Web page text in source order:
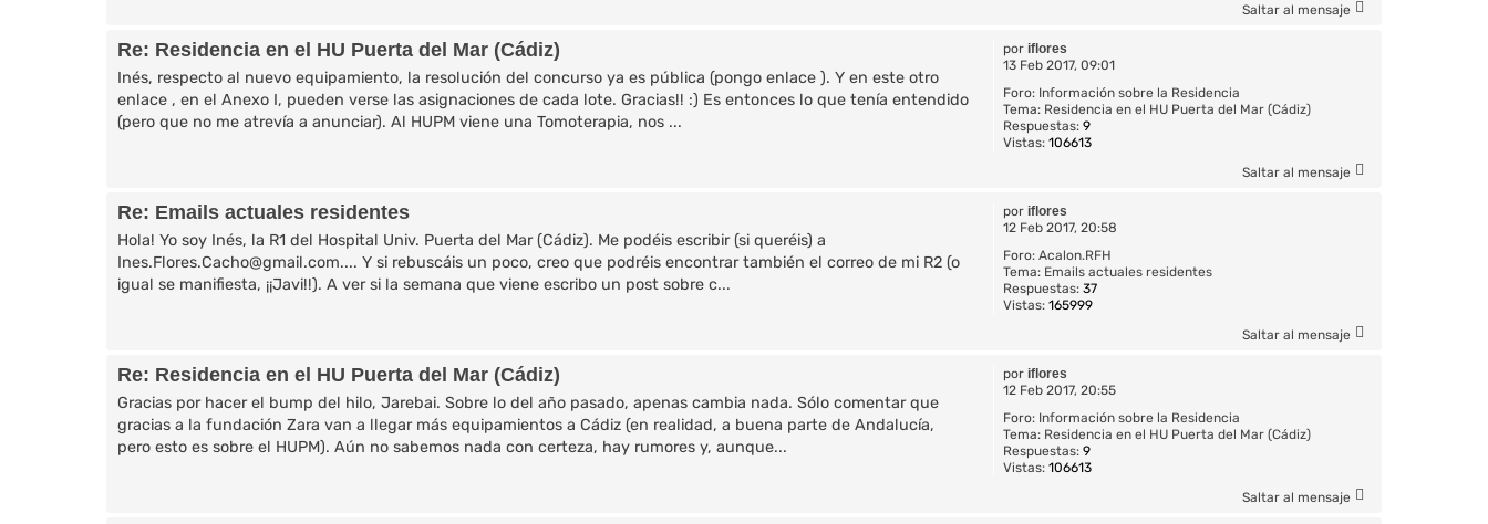
Saltar al mensaje
poriflores
13 Feb 2017, 09:01
Foro: Información sobre la Residencia
Tema: Residencia en el HU Puerta del Mar (Cádiz)
Respuestas:9
Vistas:106613
Re: Residencia en el HU Puerta del Mar (Cádiz)
Inés, respecto al nuevo equipamiento, la resolución del concurso ya es pública (pongo enlace ). Y en este otro
enlace , en el Anexo I, pueden verse las asignaciones de cada lote. Gracias!! :) Es entonces lo que tenía entendido
(pero que no me atrevía a anunciar). Al HUPM viene una Tomoterapia, nos ...
Saltar al mensaje
poriflores
12 Feb 2017, 20:58
Foro:Acalon.RFH
Tema: Emails actuales residentes
Respuestas:37
Vistas:165999
Re: Emails actuales residentes
Hola! Yo soy Inés, la R1 del Hospital Univ. Puerta del Mar (Cádiz). Me podéis escribir (si queréis) a
Ines.Flores.Cacho@gmail.com.... Y si rebuscáis un poco, creo que podréis encontrar también el correo de mi R2 (o
igual se manifiesta, ¡¡Javi!!). A ver si la semana que viene escribo un post sobre c...
Saltar al mensaje
poriflores
12 Feb 2017, 20:55
Foro: Información sobre la Residencia
Tema: Residencia en el HU Puerta del Mar (Cádiz)
Respuestas:9
Vistas:106613
Re: Residencia en el HU Puerta del Mar (Cádiz)
Gracias por hacer el bump del hilo, Jarebai. Sobre lo del año pasado, apenas cambia nada. Sólo comentar que
gracias a la fundación Zara van a llegar más equipamientos a Cádiz (en realidad, a buena parte de Andalucía,
pero esto es sobre el HUPM). Aún no sabemos nada con certeza, hay rumores y, aunque...
Saltar al mensaje